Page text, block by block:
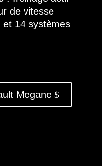
de vitesse
et 14 systèmes
Megane